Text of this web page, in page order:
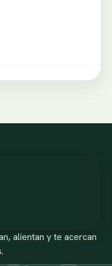
alientan y te acercan